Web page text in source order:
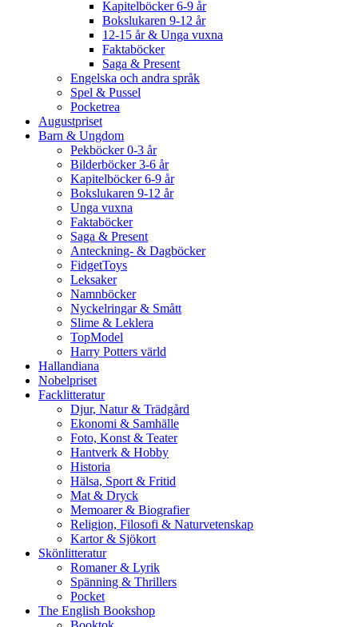
Kapitelböcker 6-9 år
Bokslukaren 9-12 år
12-15 år & Unga vuxna
Faktaböcker
Saga & Present
Engelska och andra språk
Spel & Pussel
Pocketrea
Augustpriset
Barn & Ungdom
Pekböcker 0-3 år
Bilderböcker 3-6 år
Kapitelböcker 6-9 år
Bokslukaren 9-12 år
Unga vuxna
Faktaböcker
Saga & Present
Anteckning- & Dagböcker
FidgetToys
Leksaker
Namnböcker
Nyckelringar & Smått
Slime & Leklera
TopModel
Harry Potters värld
Hallandiana
Nobelpriset
Facklitteratur
Djur, Natur & Trädgård
Ekonomi & Samhälle
Foto, Konst & Teater
Hantverk & Hobby
Historia
Hälsa, Sport & Fritid
Mat & Dryck
Memoarer & Biografier
Religion, Filosofi & Naturvetenskap
Kartor & Sjökort
Skönlitteratur
Romaner & Lyrik
Spänning & Thrillers
Pocket
The English Bookshop